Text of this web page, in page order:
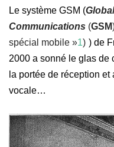
Le système GSM (
Communications (GSM
spécial mobile »1) ) de
2000 a sonné le glas de
la portée de réception et
vocale…